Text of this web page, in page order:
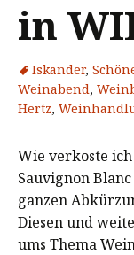
in
Iskander,
Weinabend,
Hertz,
Wie verkoste
Sauvignon
ganzen
Diesen und
ums Thema